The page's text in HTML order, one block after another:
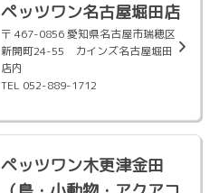
ペッツワン名古屋堀田店
〒 467-0856 愛知県名古屋市瑞穂区
新開町24-55 カインズ名古屋堀田
店内
TEL 052-889-1712
ペッツワン木更津金田